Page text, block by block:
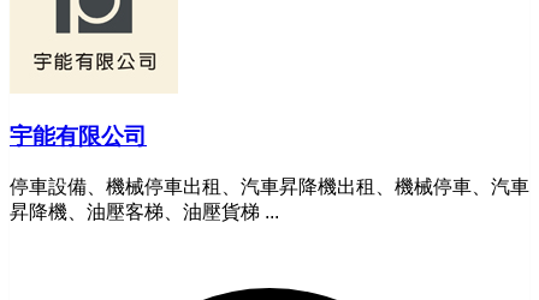
宇能有限公司
停車設備、機械停車出租、汽車昇降機出租、機械停車、汽車
昇降機、油壓客梯、油壓貨梯 ...